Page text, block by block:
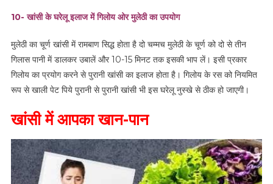
10- खांसी के घरेलू इलाज में गिलोय ओर मुलेठी का उपयोग
मुलेठी का चूर्ण खांसी में रामबाण सिद्ध होता है दो चम्मच मुलेठी के चूर्ण को दो से तीन
गिलास पानी में डालकर उबालें और 10-15 मिनट तक इसकी भाप लें। इसी प्रकार
गिलोय का प्रयोग करने से पुरानी खांसी का इलाज होता है। गिलोय के रस को नियमित
रूप से खाली पेट पिये पुरानी से पुरानी खांसी भी इस घरेलू नुस्खे से ठीक हो जाएगी।
खांसी में आपका खान-पान